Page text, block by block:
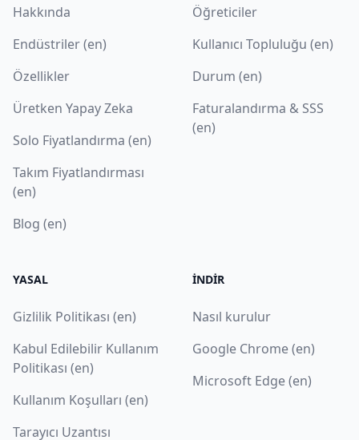
Hakkında
Endüstriler (en)
Özellikler
Üretken Yapay Zeka
Solo Fiyatlandırma (en)
Takım Fiyatlandırması
(en)
Blog (en)
Öğreticiler
Kullanıcı Topluluğu (en)
Durum (en)
Faturalandırma & SSS
(en)
YASAL
Gizlilik Politikası (en)
Kabul Edilebilir Kullanım
Politikası (en)
Kullanım Koşulları (en)
Tarayıcı Uzantısı
İNDIR
Nasıl kurulur
Google Chrome (en)
Microsoft Edge (en)